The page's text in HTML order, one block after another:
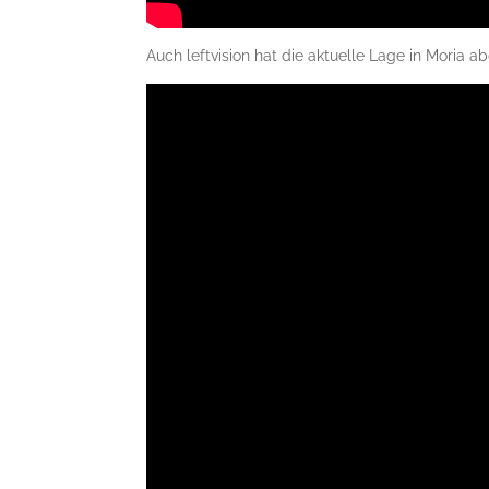
Auch leftvision hat die aktuelle Lage in Moria